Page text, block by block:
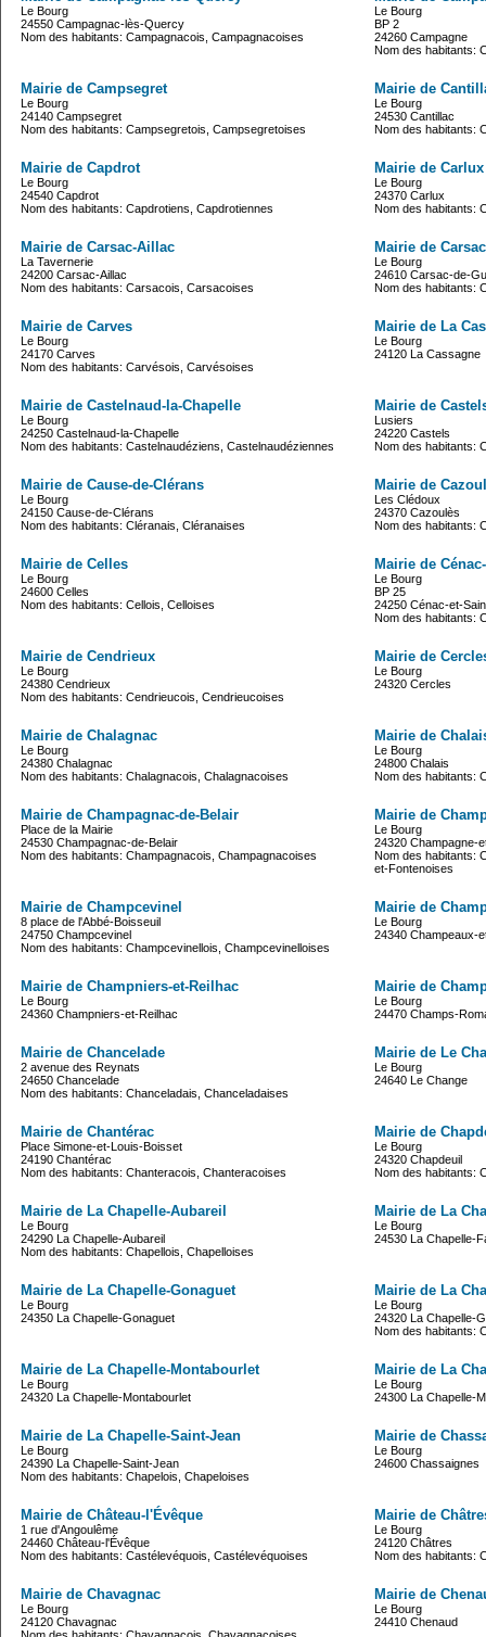
Le Bourg
24550 Campagnac-lès-Quercy
Nom des habitants: Campagnacois, Campagnacoises
Le Bourg
BP 2
24260 Campagne
Nom des habitants:
Mairie de Campsegret
Le Bourg
24140 Campsegret
Nom des habitants: Campsegretois, Campsegretoises
Mairie de
Le Bourg
24530 Cantillac
Nom des habitants:
Mairie de Capdrot
Le Bourg
24540 Capdrot
Nom des habitants: Capdrotiens, Capdrotiennes
Mairie de Carlux
Le Bourg
24370 Carlux
Nom des habitants:
Mairie de Carsac-Aillac
La Tavernerie
24200 Carsac-Aillac
Nom des habitants: Carsacois, Carsacoises
Mairie de
Le Bourg
24610 Carsac-de-
Nom des habitants:
Mairie de Carves
Le Bourg
24170 Carves
Nom des habitants: Carvésois, Carvésoises
Mairie de La
Le Bourg
24120 La Cassagne
Mairie de Castelnaud-la-Chapelle
Le Bourg
24250 Castelnaud-la-Chapelle
Nom des habitants: Castelnaudéziens, Castelnaudéziennes
Mairie de
Lusiers
24220 Castels
Nom des habitants:
Mairie de Cause-de-Clérans
Le Bourg
24150 Cause-de-Clérans
Nom des habitants: Cléranais, Cléranaises
Mairie de
Les Clédoux
24370 Cazoulès
Nom des habitants:
Mairie de Celles
Le Bourg
24600 Celles
Nom des habitants: Cellois, Celloises
Mairie de
Le Bourg
BP 25
24250 Cénac-et-
Nom des habitants:
Mairie de Cendrieux
Le Bourg
24380 Cendrieux
Nom des habitants: Cendrieucois, Cendrieucoises
Mairie de
Le Bourg
24320 Cercles
Mairie de Chalagnac
Le Bourg
24380 Chalagnac
Nom des habitants: Chalagnacois, Chalagnacoises
Mairie de
Le Bourg
24800 Chalais
Nom des habitants:
Mairie de Champagnac-de-Belair
Place de la Mairie
24530 Champagnac-de-Belair
Nom des habitants: Champagnacois, Champagnacoises
Mairie de
Le Bourg
24320 Champagne-
Nom des habitants:
et-Fontenoises
Mairie de Champcevinel
8 place de l'Abbé-Boisseuil
24750 Champcevinel
Nom des habitants: Champcevinellois, Champcevinelloises
Mairie de
Le Bourg
24340 Champeaux-
Mairie de Champniers-et-Reilhac
Le Bourg
24360 Champniers-et-Reilhac
Mairie de
Le Bourg
24470 Champs-
Mairie de Chancelade
2 avenue des Reynats
24650 Chancelade
Nom des habitants: Chanceladais, Chanceladaises
Mairie de Le
Le Bourg
24640 Le Change
Mairie de Chantérac
Place Simone-et-Louis-Boisset
24190 Chantérac
Nom des habitants: Chanteracois, Chanteracoises
Mairie de
Le Bourg
24320 Chapdeuil
Nom des habitants:
Mairie de La Chapelle-Aubareil
Le Bourg
24290 La Chapelle-Aubareil
Nom des habitants: Chapellois, Chapelloises
Mairie de La
Le Bourg
24530 La Chapelle-
Mairie de La Chapelle-Gonaguet
Le Bourg
24350 La Chapelle-Gonaguet
Mairie de La
Le Bourg
24320 La Chapelle-
Nom des habitants:
Mairie de La Chapelle-Montabourlet
Le Bourg
24320 La Chapelle-Montabourlet
Mairie de La
Le Bourg
24300 La Chapelle-
Mairie de La Chapelle-Saint-Jean
Le Bourg
24390 La Chapelle-Saint-Jean
Nom des habitants: Chapelois, Chapeloises
Mairie de
Le Bourg
24600 Chassaignes
Mairie de Château-l'Évêque
1 rue d'Angoulême
24460 Château-l'Évêque
Nom des habitants: Castélevéquois, Castélevéquoises
Mairie de
Le Bourg
24120 Châtres
Nom des habitants:
Mairie de Chavagnac
Le Bourg
24120 Chavagnac
Mairie de
Le Bourg
24410 Chenaud